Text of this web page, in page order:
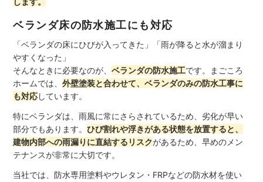
ベランダ床の防水施工にも対応
「ベランダの床にひびが入ってきた」「雨が降ると水が溜まり
やすくなった」
そんなときに必要なのが、ベランダの防水施工です。まごころ
ホームでは、外壁塗装と合わせて、ベランダのみの防水工事に
も対応しています。
特にベランダは、雨風に常にさらされているため、劣化が早い
部分でもあります。ひび割れや浮きがある状態を放置すると、
建物内部への雨漏りに直結するリスクがあるため、早めのメン
テナンスが非常に大切です。
当社では、防水専用塗料やウレタン・FRPなどの防水材を使い